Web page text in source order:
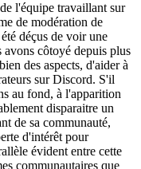
l'équipe travaillant sur
de modération de
déçus de voir une
avons côtoyé depuis plus
des aspects, d'aider à
sur Discord. S'il
au fond, à l'apparition
disparaitre un
de sa communauté,
d'intérêt pour
évident entre cette
communautaires que